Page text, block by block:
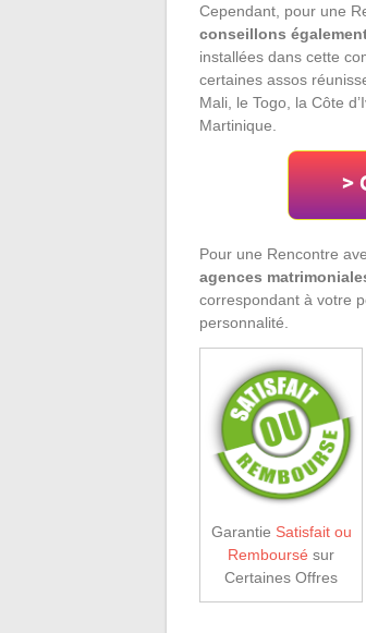
Cependant, pour une
conseillons
installées dans cette
certaines assos
Mali, le Togo, la Côte
Martinique.
Pour une Rencontre
agences
correspondant à votre
personnalité.
Garantie Satisfait ou
Remboursé sur
Certaines Offres